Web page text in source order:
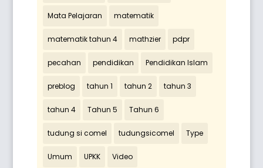
Mata Pelajaran matematik
matematik tahun 4 mathzier pdpr
pecahan pendidikan Pendidikan Islam
preblog tahun 1 tahun 2 tahun 3
tahun 4 Tahun 5 Tahun 6
tudung si comel tudungsicomel Type
Umum UPKK Video